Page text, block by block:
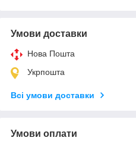
Умови доставки
Нова Пошта
Укрпошта
Всі умови доставки
Умови оплати